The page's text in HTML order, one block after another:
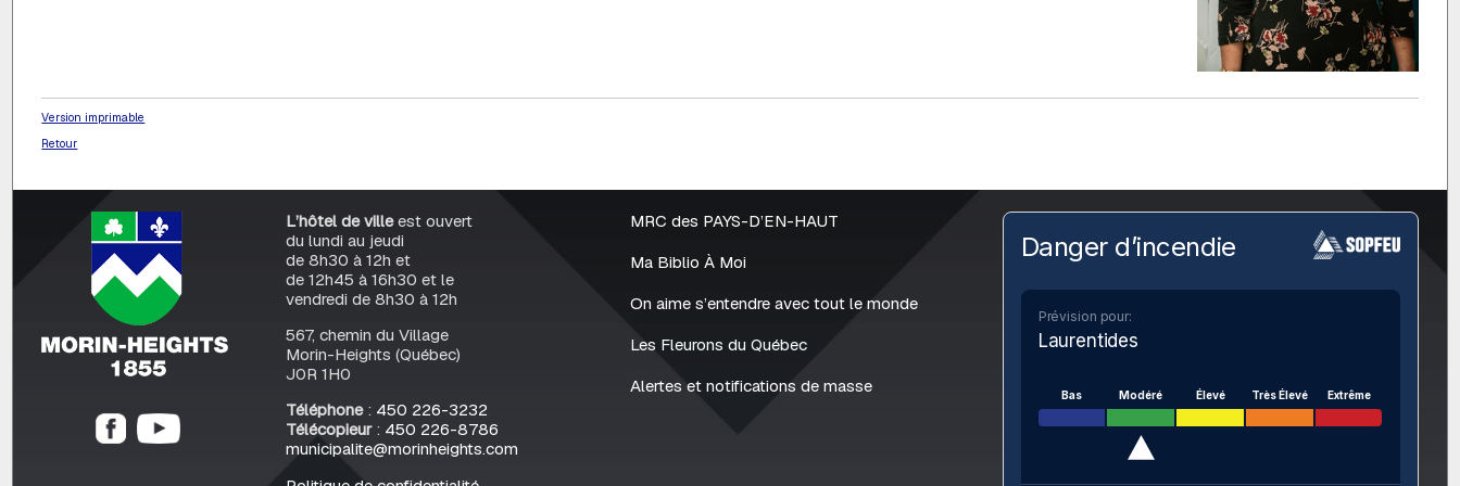
Version imprimable
Retour
L’hôtel de villeest ouvert
du lundi au jeudi
de 8h30 à 12h et
de 12h45 à 16h30 et le
vendredi de 8h30 à 12h
567, chemin du Village
Morin-Heights (Québec)
J0R 1H0
Téléphone: 450 226-3232
Télécopieur: 450 226-8786
municipalite@morinheights.com
MRC des PAYS-D’EN-HAUT
Ma Biblio À Moi
On aime s’entendre avec tout le monde
Les Fleurons du Québec
Alertes et notifications de masse
Danger d’incendie
Prévision pour:
Laurentides
Bas Modéré Élevé Très Élevé Extrême